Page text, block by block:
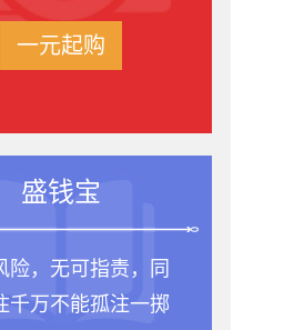
一元起购
盛钱宝
险，无可指责，同
千万不能孤注一掷